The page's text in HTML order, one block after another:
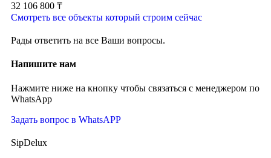
32 106 800 ₸
Смотреть все объекты который строим сейчас
Рады ответить на все Ваши вопросы.
Напишите нам
Нажмите ниже на кнопку чтобы связаться с менеджером по
WhatsApp
Задать вопрос в WhatsAPP
SipDelux